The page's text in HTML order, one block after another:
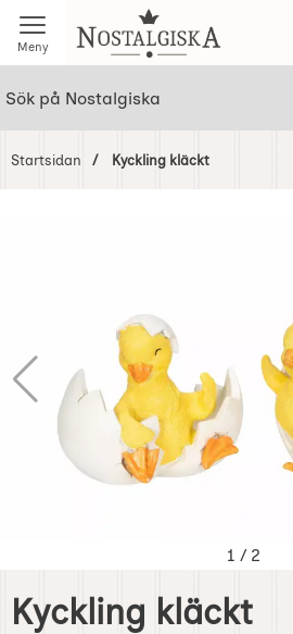
Meny Startsidan för
Startsidan Kyckling kläckt
1 / 2
Kyckling kläckt